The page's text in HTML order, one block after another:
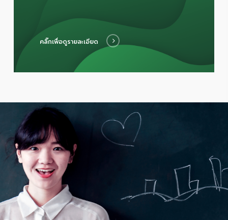
คลิ๊กเพื่อดูรายละเอียด